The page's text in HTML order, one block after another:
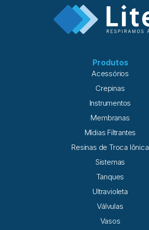
Produtos
Acessórios
Crepinas
Instrumentos
Membranas
Mídias Filtrantes
Resinas de Troca Iônica
Sistemas
Tanques
Ultravioleta
Válvulas
Vasos